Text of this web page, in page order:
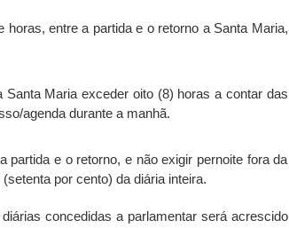
entre a partida e o retorno a Santa Maria,
Santa Maria exceder oito (8) horas a contar das
agenda durante a manhã.
partida e o retorno, e não exigir pernoite fora da
por cento) da diária inteira.
concedidas a parlamentar será acrescido